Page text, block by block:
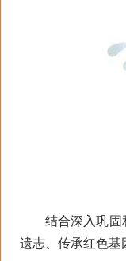
结合深入巩固
遗志、传承红色基